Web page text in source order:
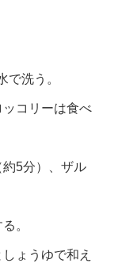
洗う。
コリーは食べ
5分）、ザル
。
ょうゆで和え